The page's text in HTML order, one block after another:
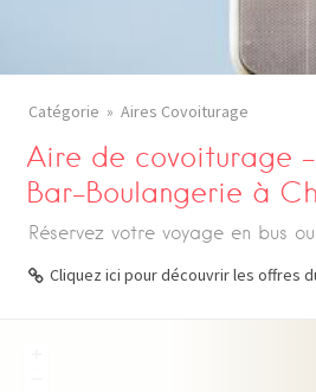
Catégorie Aires Covoiturage
Aire de covoiturage
Bar-Boulangerie à
Réservez votre voyage en bus
Cliquez ici pour découvrir les offres